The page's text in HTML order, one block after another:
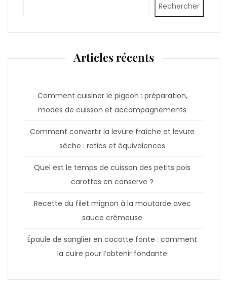
Rechercher
Articles récents
Comment cuisiner le pigeon : préparation,
modes de cuisson et accompagnements
Comment convertir la levure fraîche et levure
sèche : ratios et équivalences
Quel est le temps de cuisson des petits pois
carottes en conserve ?
Recette du filet mignon à la moutarde avec
sauce crémeuse
Épaule de sanglier en cocotte fonte : comment
la cuire pour l’obtenir fondante